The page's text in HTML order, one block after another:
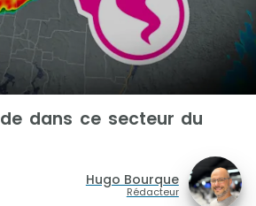
dans ce secteur du
Hugo Bourque
Rédacteur